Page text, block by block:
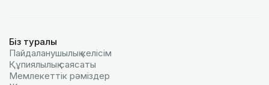
Біз туралы
Пайдаланушылық келiciм
Құпиялылық саясаты
Мемлекеттік рәміздер